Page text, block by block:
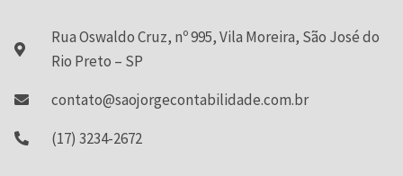
Rua Oswaldo Cruz, nº 995, Vila Moreira, São José do
Rio Preto – SP
contato@saojorgecontabilidade.com.br
(17) 3234-2672